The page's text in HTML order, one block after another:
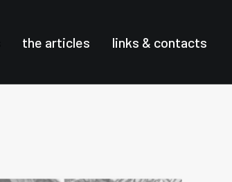
the articles links & contacts